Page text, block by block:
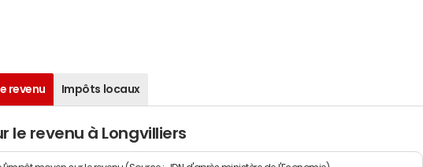
revenu Impôts locaux
le revenu à Longvilliers